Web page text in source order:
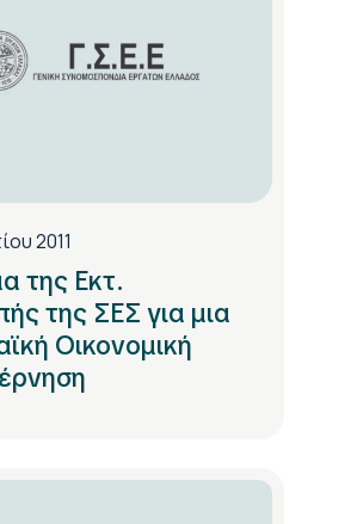
2011
της Εκτ.
της ΣΕΣ για μια
Οικονομική